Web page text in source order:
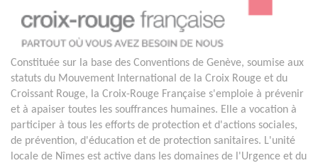
Constituée sur la base des Conventions de Genève, soumise aux
statuts du Mouvement International de la Croix Rouge et du
Croissant Rouge, la Croix-Rouge Française s'emploie à prévenir
et à apaiser toutes les souffrances humaines. Elle a vocation à
participer à tous les efforts de protection et d'actions sociales,
de prévention, d'éducation et de protection sanitaires. L'unité
locale de Nîmes est active dans les domaines de l'Urgence et du